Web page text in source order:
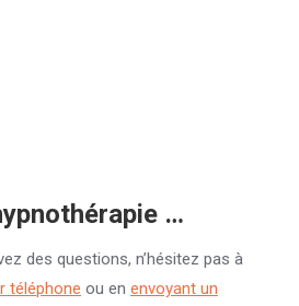
…
des questions, n’hésitez pas à
téléphone ou en envoyant un